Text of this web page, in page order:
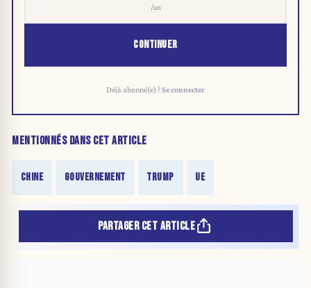
/an
CONTINUER
Déjà abonné(e) ?Se connecter
MENTIONNÉS DANS CET ARTICLE
CHINE GOUVERNEMENT TRUMP UE
PARTAGER CET ARTICLE